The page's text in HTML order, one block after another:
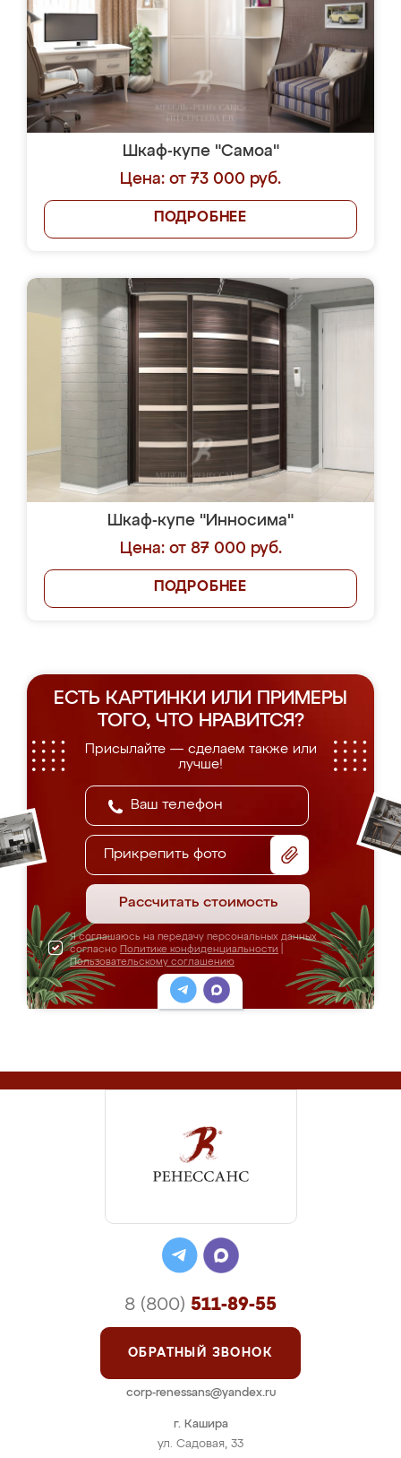
Шкаф-купе "Самоа"
Цена: от 73 000 руб.
ПОДРОБНЕЕ
Шкаф-купе "Инносима"
Цена: от 87 000 руб.
ПОДРОБНЕЕ
ЕСТЬ КАРТИНКИ ИЛИ ПРИМЕРЫ
ТОГО, ЧТО НРАВИТСЯ?
Присылайте — сделаем также или
лучше!
Прикрепить фото
Рассчитать стоимость
Я соглашаюсь на передачу персональных данных
согласно Политике конфиденциальности
Пользовательскому соглашению
г. Кашира
ул. Садовая, 33
8 (800) 511-89-55
ОБРАТНЫЙ ЗВОНОК
corp-renessans@yandex.ru